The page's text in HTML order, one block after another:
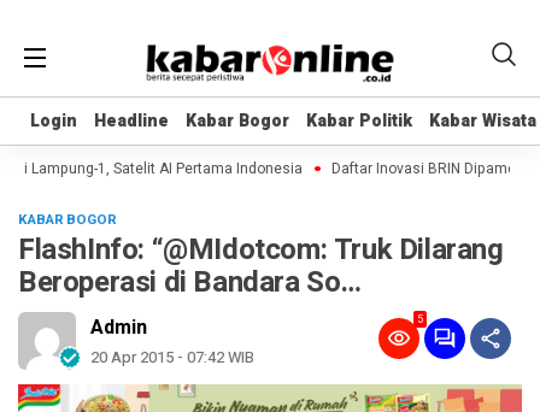
Login Headline Kabar Bogor Kabar Politik Kabar Wisata
Login Headline Kabar Bogor Kabar Politik Kabar Wisata
Lampung-1, Satelit AI Pertama Indonesia Daftar Inovasi BRIN Dipamerkan
KABAR BOGOR
FlashInfo: “@MIdotcom: Truk Dilarang
Beroperasi di Bandara So…
Admin
20 Apr 2015 - 07:42 WIB
5